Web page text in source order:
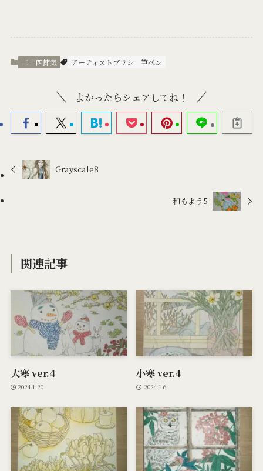
二十四節気 アーティストブラシ 筆ペン
よかったらシェアしてね！
Grayscale8
和もよう5
関連記事
大寒 ver.4
2024.1.20
小寒 ver.4
2024.1.6